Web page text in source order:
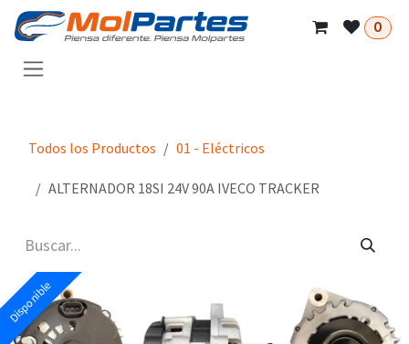
Ir al contenido
0
Todos los Productos 01 - Eléctricos
ALTERNADOR 18SI 24V 90A IVECO TRACKER
Disponible